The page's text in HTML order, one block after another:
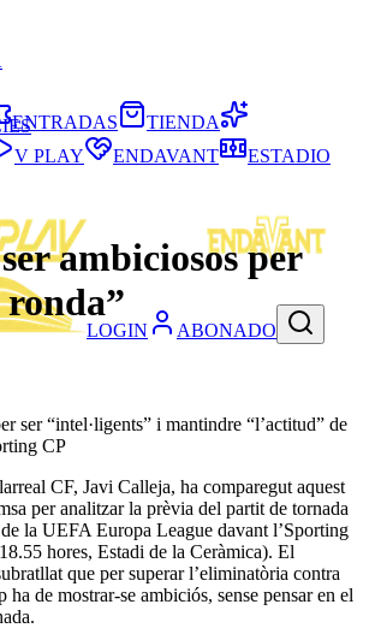
LOGIN ABONADO
ENTRADAS
TIENDA
V PLAY ENDAVANT ESTADIO
ambiciosos per
ronda”
ser “intel·ligents” i mantindre “l’actitud” de
CP
CF, Javi Calleja, ha comparegut aquest
per analitzar la prèvia del partit de tornada
la UEFA Europa League davant l’Sporting
hores, Estadi de la Ceràmica). El
que per superar l’eliminatòria contra
ha de mostrar-se ambiciós, sense pensar en el